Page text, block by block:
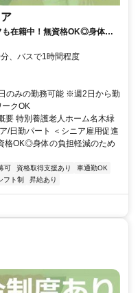
も在籍中！無資格OK◎身体の
担少なめ♪【勝浦市、上総興津
ア）、日勤パート】
、バスで1時間程度
のみの勤務可能 ※週2日から勤
クOK
要 特別養護老人ホーム名木緑
/日勤パート ＜シニア雇用促進
格OK◎身体の負担軽減のため
可 資格取得支援あり
車通勤OK
フト制 昇給あり